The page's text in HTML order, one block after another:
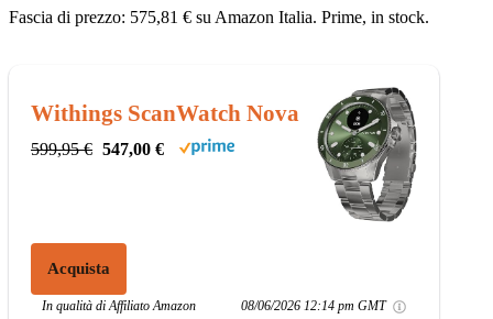
Fascia di prezzo: 575,81 € su Amazon Italia. Prime, in stock.
Withings ScanWatch Nova
599,95 € 547,00 €
Acquista
In qualità di Affiliato Amazon
08/06/2026 12:14 pm GMT